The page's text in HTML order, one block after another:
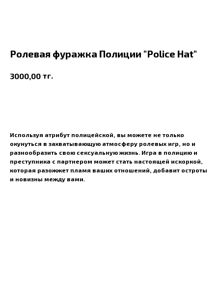
Ролевая фуражка Полиции "Police Hat"
3000,00 тг.
Используя атрибут полицейской, вы можете не только
окунуться в захватывающую атмосферу ролевых игр, но и
разнообразить свою сексуальную жизнь. Игра в полицию и
преступника с партнером может стать настоящей искоркой,
которая разожжет пламя ваших отношений, добавит остроты
и новизны между вами.